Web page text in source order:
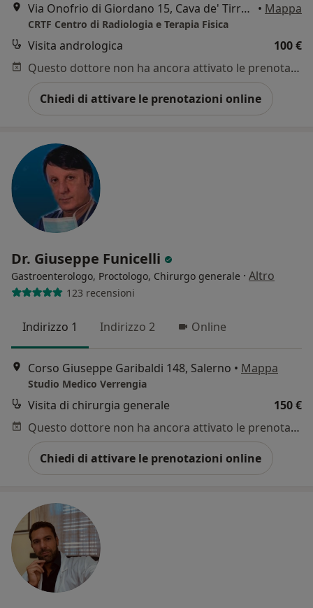
Via Onofrio di Giordano 15, Cava de' Tirreni • Mappa
CRTF Centro di Radiologia e Terapia Fisica
Visita andrologica
100 €
Questo dottore non ha ancora attivato le prenotazioni online presso questo indirizzo.
Chiedi di attivare le prenotazioni online
Dr. Giuseppe Funicelli
Gastroenterologo, Proctologo, Chirurgo generale · Altro
123 recensioni
Indirizzo 1 Indirizzo 2 Online
Corso Giuseppe Garibaldi 148, Salerno • Mappa
Studio Medico Verrengia
Visita di chirurgia generale
150 €
Questo dottore non ha ancora attivato le prenotazioni online presso questo indirizzo.
Chiedi di attivare le prenotazioni online